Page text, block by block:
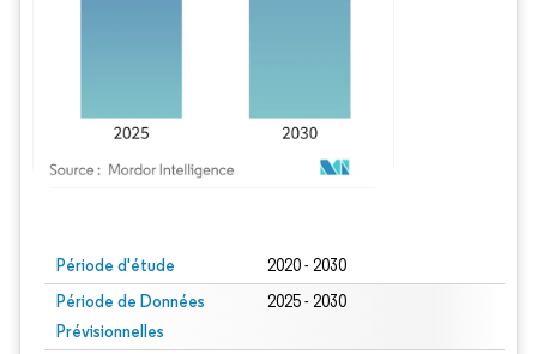
Période d'étude 2020 - 2030
Période de Données
Prévisionnelles
2025 - 2030